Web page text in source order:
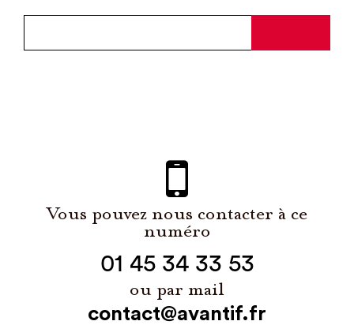
Vous pouvez nous contacter à ce
numéro
01 45 34 33 53
ou par mail
contact@avantif.fr